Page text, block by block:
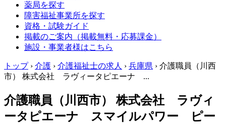
薬局を探す
障害福祉事業所を探す
資格・試験ガイド
掲載のご案内（掲載無料・応募課金）
施設・事業者様はこちら
トップ › 介護 › 介護福祉士の求人 › 兵庫県 › 介護職員（川西
市） 株式会社 ラヴィータピエーナ ...
介護職員（川西市） 株式会社 ラヴィ
ータピエーナ スマイルパワー ピー